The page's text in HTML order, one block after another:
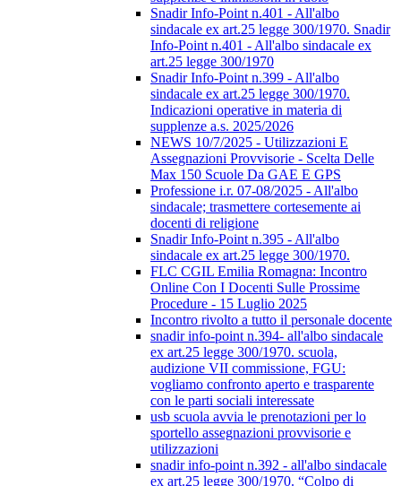
Snadir Info-Point n.401 - All'albo
sindacale ex art.25 legge 300/1970. Snadir
Info-Point n.401 - All'albo sindacale ex
art.25 legge 300/1970
Snadir Info-Point n.399 - All'albo
sindacale ex art.25 legge 300/1970.
Indicazioni operative in materia di
supplenze a.s. 2025/2026
NEWS 10/7/2025 - Utilizzazioni E
Assegnazioni Provvisorie - Scelta Delle
Max 150 Scuole Da GAE E GPS
Professione i.r. 07-08/2025 - All'albo
sindacale; trasmettere cortesemente ai
docenti di religione
Snadir Info-Point n.395 - All'albo
sindacale ex art.25 legge 300/1970.
FLC CGIL Emilia Romagna: Incontro
Online Con I Docenti Sulle Prossime
Procedure - 15 Luglio 2025
Incontro rivolto a tutto il personale docente
snadir info-point n.394- all'albo sindacale
ex art.25 legge 300/1970. scuola,
audizione VII commissione, FGU:
vogliamo confronto aperto e trasparente
con le parti sociali interessate
usb scuola avvia le prenotazioni per lo
sportello assegnazioni provvisorie e
utilizzazioni
snadir info-point n.392 - all'albo sindacale
ex art.25 legge 300/1970. “Colpo di